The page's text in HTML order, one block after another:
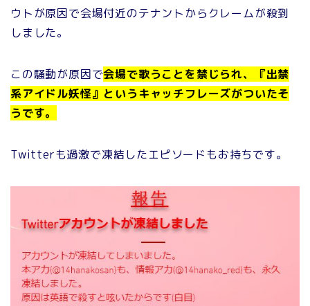
ウトが原因で会場付近のテナントからクレームが殺到
しました。
この騒動が原因で会場で歌うことを禁じられ、 『出禁
系アイドル妖怪』というキャッチフレーズがついたそ
うです。
Twitterも過激で凍結したエピソードもお持ちです。